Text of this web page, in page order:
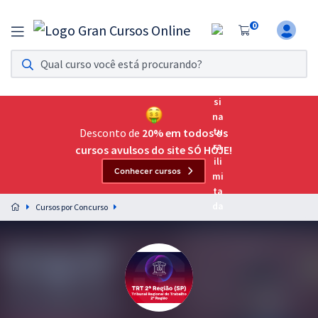
0
Assinatura Ilimitada 11
Acesso a todos os cursos. Teste grátis por 7 dias!
Assinatura OAB Até Passar
Acesso ilimitado a toda preparação para o Exame da
Preparação completa e intensiva para as principais
residências em saúde do Brasil
Desconto de 20% em todos os
cursos avulsos do site SÓ HOJE!
Conhecer cursos
Cursos por Concurso